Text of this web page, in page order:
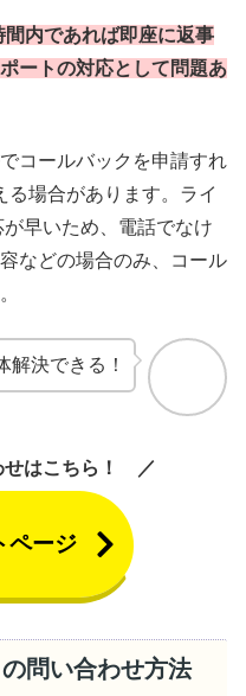
内であれば即座に返事
ートの対応として問題あ
コールバックを申請すれ
場合があります。ライ
早いため、電話でなけ
などの場合のみ、コール
解決できる！
はこちら！
ページ
問い合わせ方法